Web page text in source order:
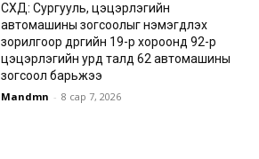
СХД: Сургууль, цэцэрлэгийн
автомашины зогсоолыг нэмэгдүүлэх
зорилгоор дүүргийн 19-р хороонд 92-р
цэцэрлэгийн урд талд 62 автомашины
зогсоол барьжээ
Mandmn - 8 сар 7, 2026